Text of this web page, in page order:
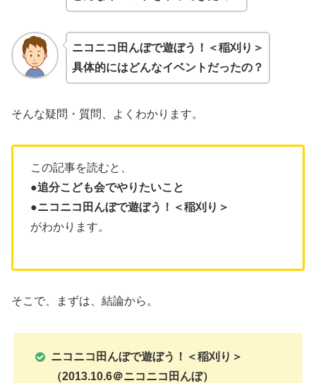
ニコニコ田んぼで遊ぼう！＜稲刈り＞
具体的にはどんなイベントだったの？
そんな疑問・質問、よくわかります。
この記事を読むと、
●追分こども会でやりたいこと
●ニコニコ田んぼで遊ぼう！＜稲刈り＞
がわかります。
そこで、まずは、結論から。
ニコニコ田んぼで遊ぼう！＜稲刈り＞
（2013.10.6＠ニコニコ田んぼ）